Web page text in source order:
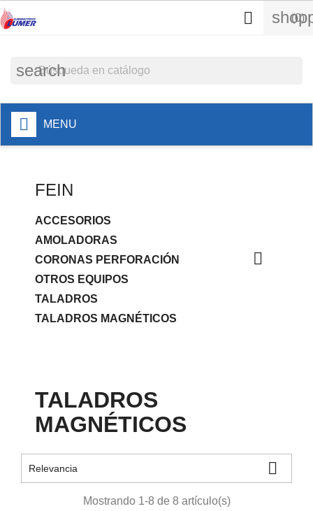
(0)

search
MENU
FEIN
ACCESORIOS
AMOLADORAS
CORONAS PERFORACIÓN

OTROS EQUIPOS
TALADROS
TALADROS MAGNÉTICOS
TALADROS
MAGNÉTICOS
Relevancia 
Mostrando 1-8 de 8 artículo(s)